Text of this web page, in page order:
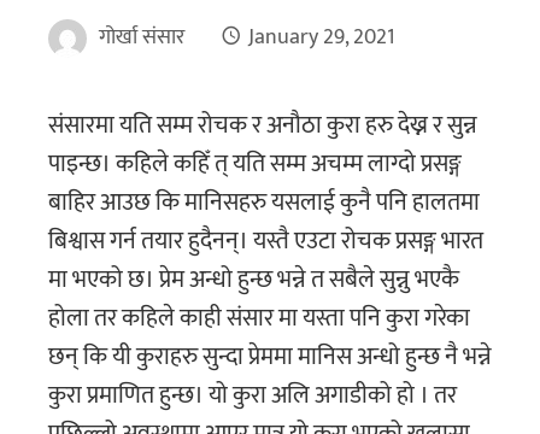
गोर्खा संसार January 29, 2021
संसारमा यति सम्म रोचक र अनौठा कुरा हरु देख्न र सुन्न
पाइन्छ। कहिले कहिँ त् यति सम्म अचम्म लाग्दो प्रसङ्ग
बाहिर आउछ कि मानिसहरु यसलाई कुनै पनि हालतमा
बिश्वास गर्न तयार हुदैनन्। यस्तै एउटा रोचक प्रसङ्ग भारत
मा भएको छ। प्रेम अन्धो हुन्छ भन्ने त सबैले सुन्नु भएकै
होला तर कहिले काही संसार मा यस्ता पनि कुरा गरेका
छन् कि यी कुराहरु सुन्दा प्रेममा मानिस अन्धो हुन्छ नै भन्ने
कुरा प्रमाणित हुन्छ। यो कुरा अलि अगाडीको हो । तर